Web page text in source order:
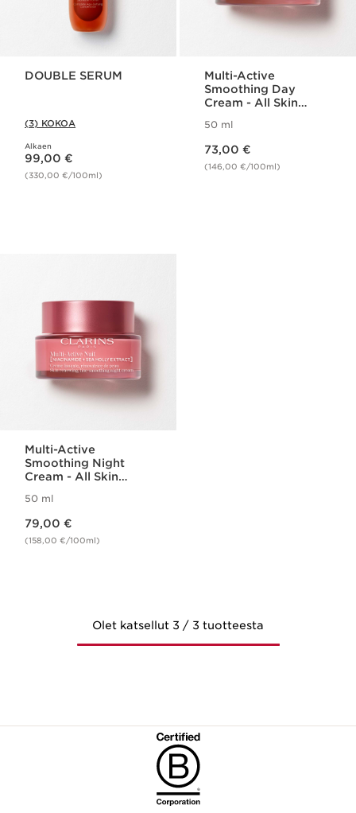
DOUBLE SERUM
(3) KOKOA
Alkaen
Nykyinen hinta 99,00 €
99,00 €
(330,00 €/100ml)
Multi-Active
Smoothing Day
Cream - All Skin
50 ml
73,00 €
(146,00 €/100ml)
Multi-Active
Smoothing Night
Cream - All Skin
50 ml
79,00 €
(158,00 €/100ml)
Olet katsellut 3 / 3 tuotteesta